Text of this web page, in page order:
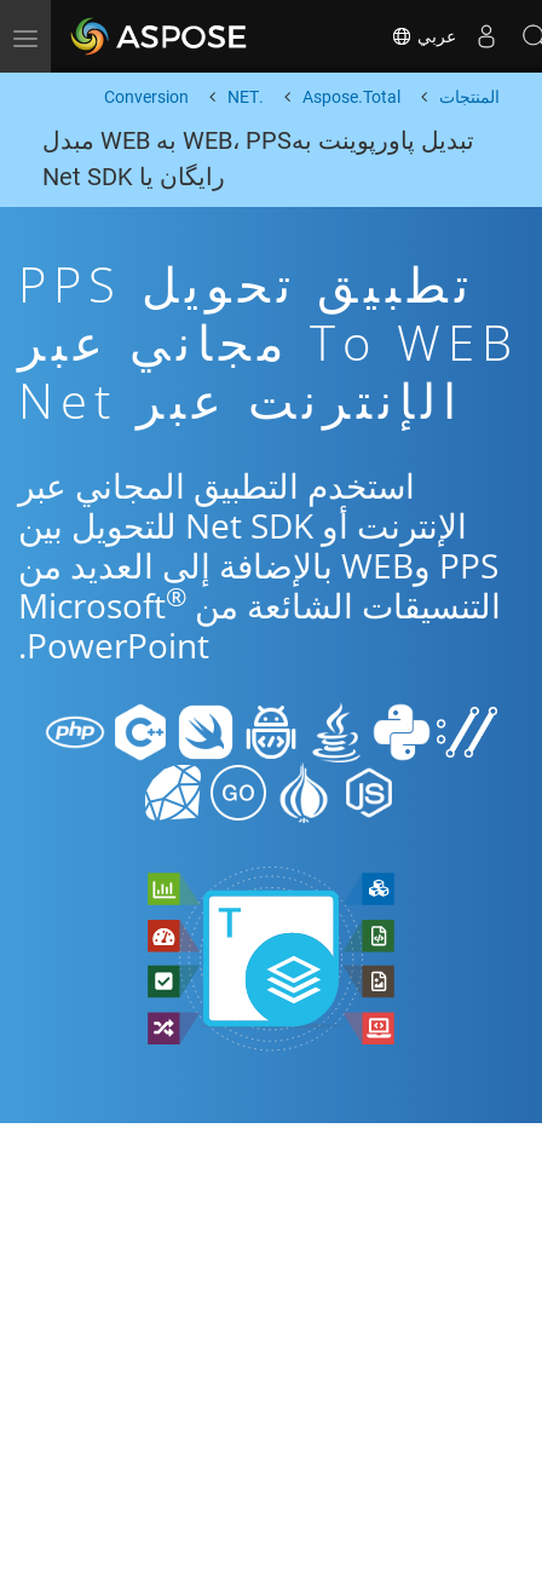
Toggle navigation عربي
المنتجات Aspose.Total
.NET
Conversion
تبدیل پاورپوینت بهWEB، PPS به WEB مبدل
رایگان یا Net SDK
تطبيق تحويل PPS
To WEB مجاني عبر
الإنترنت عبر Net
استخدم التطبيق المجاني عبر
الإنترنت أو Net SDK للتحويل بين
PPS وWEB بالإضافة إلى العديد من
التنسيقات الشائعة من Microsoft ®
PowerPoint.